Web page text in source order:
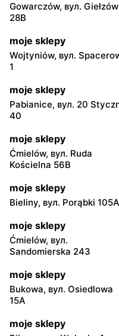
Gowarczów, вул. Giełzów
28B
moje sklepy
Wojtyniów, вул.
1
moje sklepy
Pabianice, вул. 20
40
moje sklepy
Ćmielów, вул. Ruda
Kościelna 56B
moje sklepy
Bieliny, вул. Porąbki 105A
moje sklepy
Ćmielów, вул.
Sandomierska 243
moje sklepy
Bukowa, вул. Osiedlowa
15A
moje sklepy